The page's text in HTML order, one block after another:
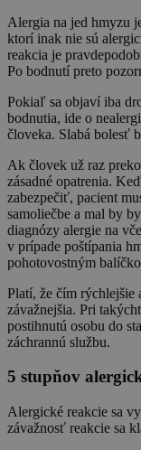
Alergia na jed hmyzu
ktorí inak nie sú
reakcia je
Po bodnutí preto
Pokiaľ sa objaví iba
bodnutia, ide o
človeka. Slabá bolesť
Ak človek už raz
zásadné opatrenia.
zabezpečiť, pacient
samoliečbe a mal by
diagnózy alergie na
v prípade poštípania
pohotovostným
Platí, že čím rýchlejšie
závažnejšia. Pri
postihnutú osobu do
záchrannú službu.
5 stupňov
Alergické reakcie sa
závažnosť reakcie sa